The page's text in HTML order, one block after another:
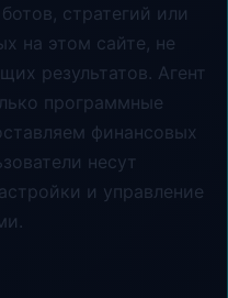
стратегий или
на этом сайте, не
результатов. Агент
программные
финансовых
несут
и управление